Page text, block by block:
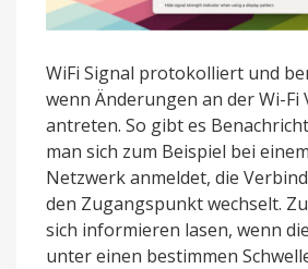
WiFi Signal protokolliert und
wenn Änderungen an der Wi-Fi
antreten. So gibt es
man sich zum Beispiel bei
Netzwerk anmeldet, die
den Zugangspunkt wechselt.
sich informieren lasen, wenn
unter einen bestimmen